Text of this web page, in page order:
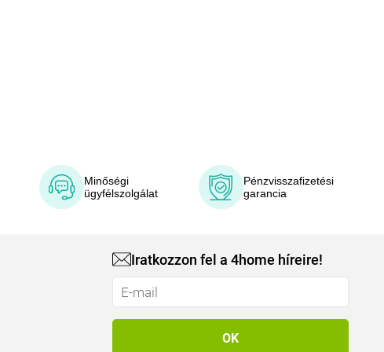
Minőségi
ügyfélszolgálat
Pénzvisszafizetési
garancia
Iratkozzon fel a 4home híreire!